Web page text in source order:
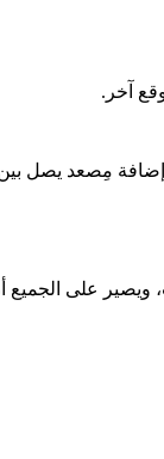
آخر.
مِصعد يصل
ويصير على